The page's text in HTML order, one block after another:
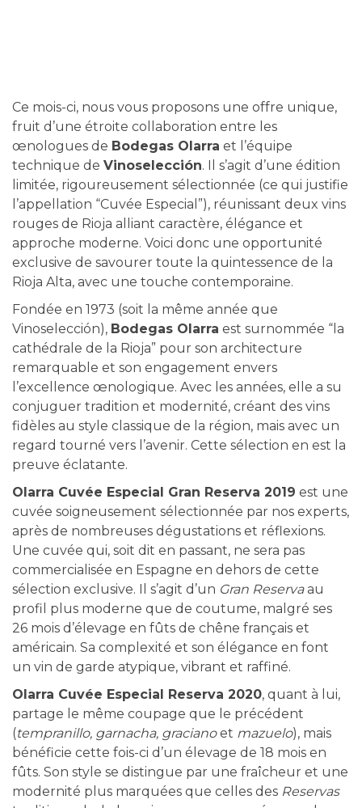
Ce mois-ci, nous vous proposons une offre unique,
fruit d’une étroite collaboration entre les
œnologues de Bodegas Olarra et l’équipe
technique de Vinoselección. Il s’agit d’une édition
limitée, rigoureusement sélectionnée (ce qui justifie
l’appellation “Cuvée Especial”), réunissant deux vins
rouges de Rioja alliant caractère, élégance et
approche moderne. Voici donc une opportunité
exclusive de savourer toute la quintessence de la
Rioja Alta, avec une touche contemporaine.
Fondée en 1973 (soit la même année que
Vinoselección), Bodegas Olarra est surnommée “la
cathédrale de la Rioja” pour son architecture
remarquable et son engagement envers
l’excellence œnologique. Avec les années, elle a su
conjuguer tradition et modernité, créant des vins
fidèles au style classique de la région, mais avec un
regard tourné vers l’avenir. Cette sélection en est la
preuve éclatante.
Olarra Cuvée Especial Gran Reserva 2019 est une
cuvée soigneusement sélectionnée par nos experts,
après de nombreuses dégustations et réflexions.
Une cuvée qui, soit dit en passant, ne sera pas
commercialisée en Espagne en dehors de cette
sélection exclusive. Il s’agit d’un Gran Reservaau
profil plus moderne que de coutume, malgré ses
26 mois d’élevage en fûts de chêne français et
américain. Sa complexité et son élégance en font
un vin de garde atypique, vibrant et raffiné.
Olarra Cuvée Especial Reserva 2020, quant à lui,
partage le même coupage que le précédent
(tempranillo, garnacha, gracianoet mazuelo), mais
bénéficie cette fois-ci d’un élevage de 18 mois en
fûts. Son style se distingue par une fraîcheur et une
modernité plus marquées que celles des Reservas